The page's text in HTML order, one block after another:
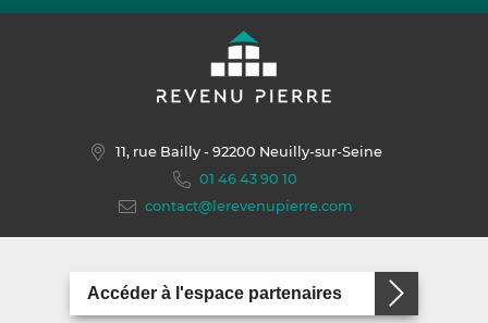
11, rue Bailly- 92200 Neuilly-sur-Seine
01 46 43 90 10
contact@lerevenupierre.com
Accéder à l'espace partenaires